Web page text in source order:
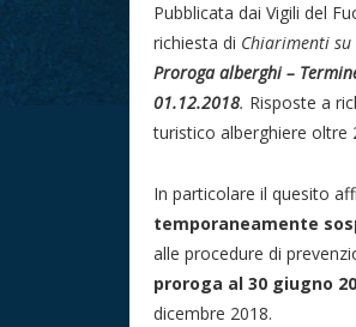
Pubblicata dai Vigili del
richiesta di Chiarimenti
Proroga alberghi –
01.12.2018. Risposte a
turistico alberghiere oltre
In particolare il quesito
temporaneamente
alle procedure di
proroga al 30 giugno
dicembre 2018.